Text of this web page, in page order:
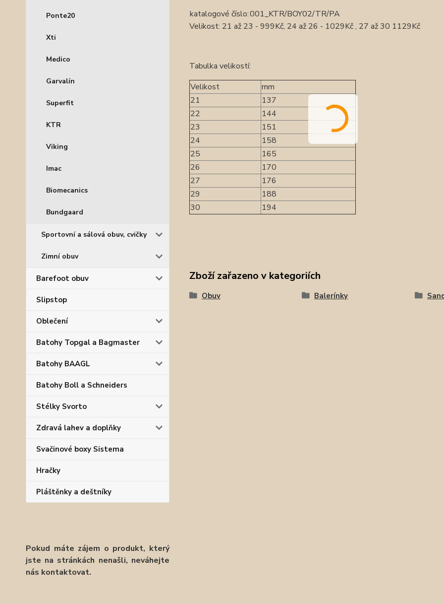
Ponte20
Xti
Medico
Garvalín
Superfit
KTR
Viking
Imac
Biomecanics
Bundgaard
Sportovní a sálová obuv, cvičky
Zimní obuv
Barefoot obuv
Slipstop
Oblečení
Batohy Topgal a Bagmaster
Batohy BAAGL
Batohy Boll a Schneiders
Stélky Svorto
Zdravá lahev a doplňky
Svačinové boxy Sistema
Hračky
Pláštěnky a deštníky
Pokud máte zájem o produkt, který
jste na stránkách nenašli, neváhejte
nás kontaktovat.
katalogové číslo:001_KTR/BOY02/TR/PA
Velikost: 21 až 23 - 999Kč, 24 až 26 - 1029Kč , 27 až 30 1129Kč
Tabulka velikostí:
Velikost
mm
21
137
22
144
23
151
24
158
25
165
26
170
27
176
29
188
30
194
Zboží zařazeno v kategoriích
Obuv Balerínky